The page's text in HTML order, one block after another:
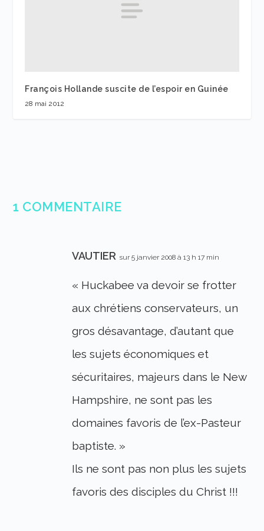
François Hollande suscite de l’espoir en Guinée
28 mai 2012
1 COMMENTAIRE
VAUTIER sur 5 janvier 2008 à 13 h 17 min
« Huckabee va devoir se frotter
aux chrétiens conservateurs, un
gros désavantage, d’autant que
les sujets économiques et
sécuritaires, majeurs dans le New
Hampshire, ne sont pas les
domaines favoris de l’ex-Pasteur
baptiste. »
Ils ne sont pas non plus les sujets
favoris des disciples du Christ !!!